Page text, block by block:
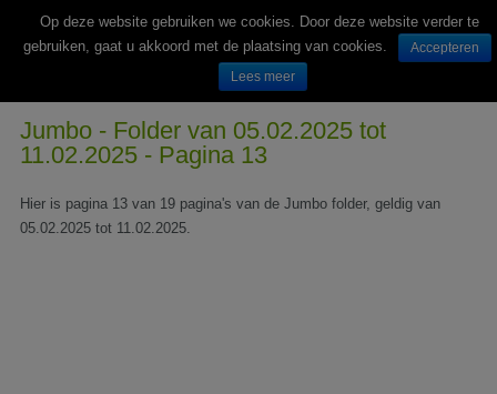
Wekelijks nieuwe folders van Nederlandse supermarkten en winkels
Jumbo - Folder van 05.02.2025 tot
11.02.2025 - Pagina 13
Hier is pagina 13 van 19 pagina's van de Jumbo folder, geldig van
05.02.2025 tot 11.02.2025.
Op deze website gebruiken we cookies. Door deze website verder te
gebruiken, gaat u akkoord met de plaatsing van cookies.
Accepteren
Lees meer